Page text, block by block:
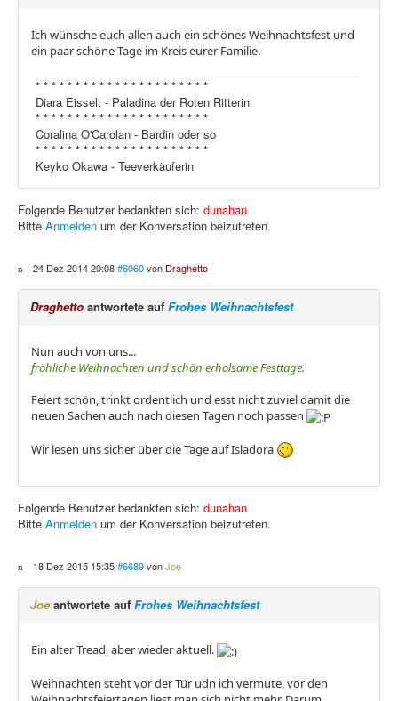
Ich wünsche euch allen auch ein schönes Weihnachtsfest und
ein paar schöne Tage im Kreis eurer Familie.
* * * * * * * * * * * * * * * * * * * * * *
Diara Eisselt - Paladina der Roten Ritterin
* * * * * * * * * * * * * * * * * * * * * *
Coralina O'Carolan - Bardin oder so
* * * * * * * * * * * * * * * * * * * * * *
Keyko Okawa - Teeverkäuferin
Folgende Benutzer bedankten sich: dunahan
Bitte Anmelden um der Konversation beizutreten.
24 Dez 2014 20:08#6060von Draghetto
Draghetto antwortete auf Frohes Weihnachtsfest
Nun auch von uns...
fröhliche Weihnachten und schön erholsame Festtage.
Feiert schön, trinkt ordentlich und esst nicht zuviel damit die
neuen Sachen auch nach diesen Tagen noch passen
Wir lesen uns sicher über die Tage auf Isladora
Folgende Benutzer bedankten sich: dunahan
Bitte Anmelden um der Konversation beizutreten.
18 Dez 2015 15:35#6689vonJoe
Joe antwortete auf Frohes Weihnachtsfest
Ein alter Tread, aber wieder aktuell.
Weihnachten steht vor der Tür udn ich vermute, vor den